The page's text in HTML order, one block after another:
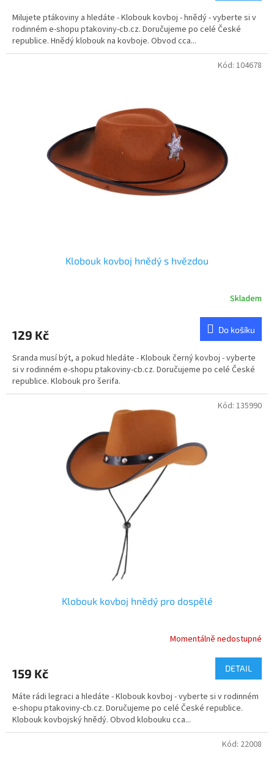
z
5
hvězdiček.
Milujete ptákoviny a hledáte - Klobouk kovboj - hnědý - vyberte si v
rodinném e-shopu ptakoviny-cb.cz. Doručujeme po celé České
republice. Hnědý klobouk na kovboje. Obvod cca...
Klobouk kovboj hnědý s hvězdou
je
z
5
hvězdiček.
Skladem
129 Kč Do košíku
Sranda musí být, a pokud hledáte - Klobouk černý kovboj - vyberte
si v rodinném e-shopu ptakoviny-cb.cz. Doručujeme po celé České
republice. Klobouk pro šerifa.
Kód: 104678
Klobouk kovboj hnědý pro dospělé
je
z
5
hvězdiček.
Momentálně nedostupné
159 Kč DETAIL
Máte rádi legraci a hledáte - Klobouk kovboj - vyberte si v rodinném
e-shopu ptakoviny-cb.cz. Doručujeme po celé České republice.
Klobouk kovbojský hnědý. Obvod klobouku cca...
Kód: 135990
Kód: 22008